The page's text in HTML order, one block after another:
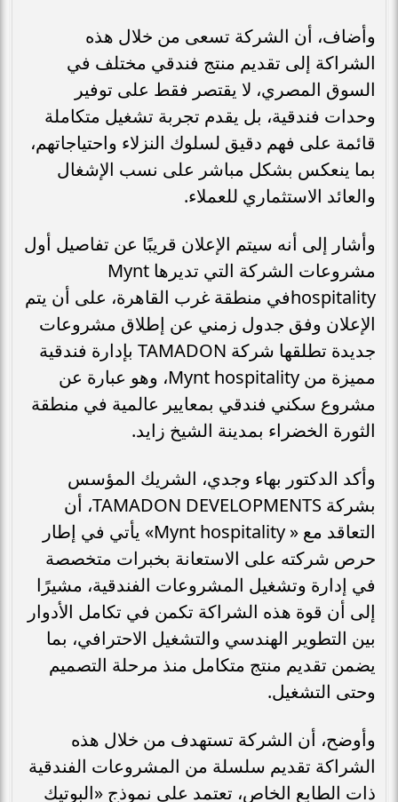
وأضاف، أن الشركة تسعى من خلال هذه
الشراكة إلى تقديم منتج فندقي مختلف في
السوق المصري، لا يقتصر فقط على توفير
وحدات فندقية، بل يقدم تجربة تشغيل متكاملة
قائمة على فهم دقيق لسلوك النزلاء واحتياجاتهم،
بما ينعكس بشكل مباشر على نسب الإشغال
والعائد الاستثماري للعملاء.
وأشار إلى أنه سيتم الإعلان قريبًا عن تفاصيل أول
مشروعات الشركة التي تديرها Mynt
hospitalityفي منطقة غرب القاهرة، على أن يتم
الإعلان وفق جدول زمني عن إطلاق مشروعات
جديدة تطلقها شركة TAMADON بإدارة فندقية
مميزة من Mynt hospitality، وهو عبارة عن
مشروع سكني فندقي بمعايير عالمية في منطقة
الثورة الخضراء بمدينة الشيخ زايد.
وأكد الدكتور بهاء وجدي، الشريك المؤسس
بشركة TAMADON DEVELOPMENTS، أن
التعاقد مع « Mynt hospitality» يأتي في إطار
حرص شركته على الاستعانة بخبرات متخصصة
في إدارة وتشغيل المشروعات الفندقية، مشيرًا
إلى أن قوة هذه الشراكة تكمن في تكامل الأدوار
بين التطوير الهندسي والتشغيل الاحترافي، بما
يضمن تقديم منتج متكامل منذ مرحلة التصميم
وحتى التشغيل.
وأوضح، أن الشركة تستهدف من خلال هذه
الشراكة تقديم سلسلة من المشروعات الفندقية
ذات الطابع الخاص، تعتمد على نموذج «البوتيك